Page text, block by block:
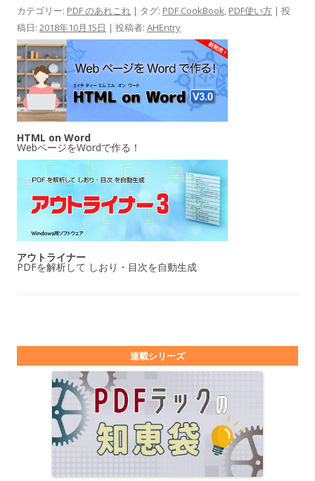
カテゴリー: PDF のあれこれ | タグ: PDF CookBook, PDF使い方 | 投
稿日: 2018年10月15日 | 投稿者: AHEntry
HTML on Word
WebページをWordで作る！
アウトライナー
PDFを解析して しおり・目次を自動生成
連載シリーズ